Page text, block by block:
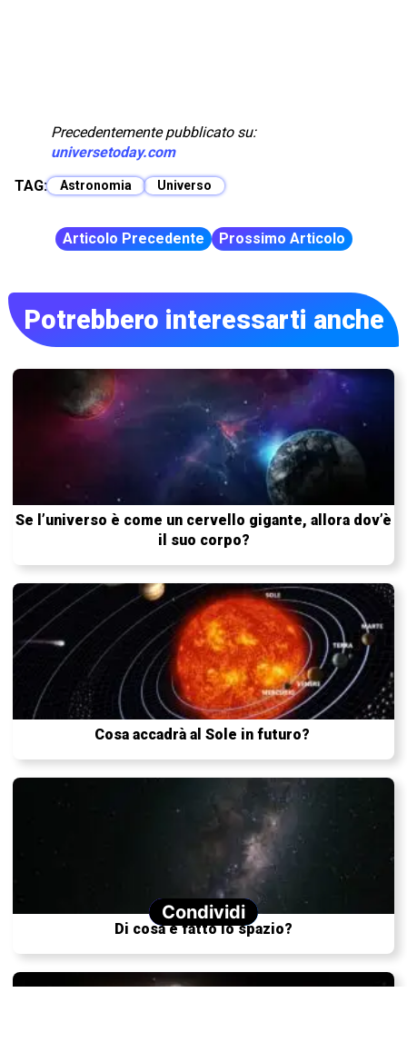
Precedentemente pubblicato su:
universetoday.com
TAG:
Astronomia Universo
Articolo Precedente Prossimo Articolo
Potrebbero interessarti anche
Se l’universo è come un cervello gigante, allora dov’è
il suo corpo?
Cosa accadrà al Sole in futuro?
Di cosa è fatto lo spazio?
Condividi